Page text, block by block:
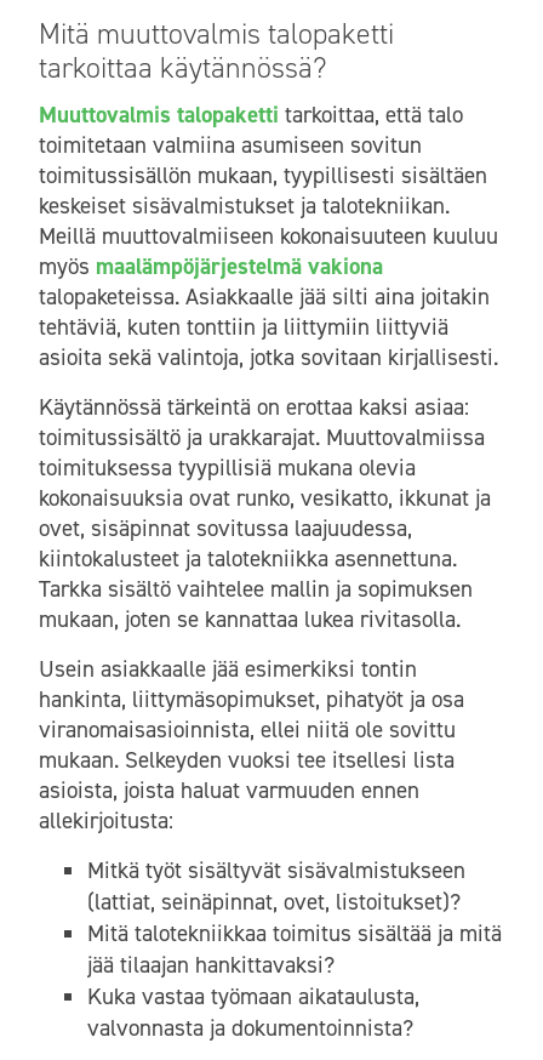
Mitä muuttovalmis talopaketti
tarkoittaa käytännössä?
Muuttovalmis talopaketti tarkoittaa, että talo
toimitetaan valmiina asumiseen sovitun
toimitussisällön mukaan, tyypillisesti sisältäen
keskeiset sisävalmistukset ja talotekniikan.
Meillä muuttovalmiiseen kokonaisuuteen kuuluu
myös maalämpöjärjestelmä vakiona
talopaketeissa. Asiakkaalle jää silti aina joitakin
tehtäviä, kuten tonttiin ja liittymiin liittyviä
asioita sekä valintoja, jotka sovitaan kirjallisesti.
Käytännössä tärkeintä on erottaa kaksi asiaa:
toimitussisältö ja urakkarajat. Muuttovalmiissa
toimituksessa tyypillisiä mukana olevia
kokonaisuuksia ovat runko, vesikatto, ikkunat ja
ovet, sisäpinnat sovitussa laajuudessa,
kiintokalusteet ja talotekniikka asennettuna.
Tarkka sisältö vaihtelee mallin ja sopimuksen
mukaan, joten se kannattaa lukea rivitasolla.
Usein asiakkaalle jää esimerkiksi tontin
hankinta, liittymäsopimukset, pihatyöt ja osa
viranomaisasioinnista, ellei niitä ole sovittu
mukaan. Selkeyden vuoksi tee itsellesi lista
asioista, joista haluat varmuuden ennen
allekirjoitusta:
Mitkä työt sisältyvät sisävalmistukseen
(lattiat, seinäpinnat, ovet, listoitukset)?
Mitä talotekniikkaa toimitus sisältää ja mitä
jää tilaajan hankittavaksi?
Kuka vastaa työmaan aikataulusta,
valvonnasta ja dokumentoinnista?